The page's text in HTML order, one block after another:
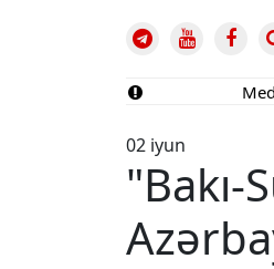
Media və
02 iyun